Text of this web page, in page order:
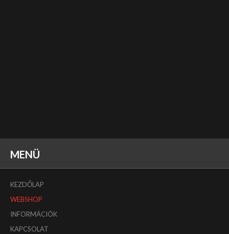
MENÜ
KEZDŐLAP
WEBSHOP
INFORMÁCIÓK
KAPCSOLAT